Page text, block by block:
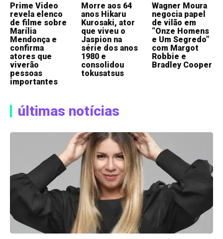
Prime Video
revela elenco
de filme sobre
Marília
Mendonça e
confirma
atores que
viverão
pessoas
importantes
Morre aos 64
anos Hikaru
Kurosaki, ator
que viveu o
Jaspion na
série dos anos
1980 e
consolidou
tokusatsus
Wagner Moura
negocia papel
de vilão em
“Onze Homens
e Um Segredo”
com Margot
Robbie e
Bradley Cooper
últimas notícias